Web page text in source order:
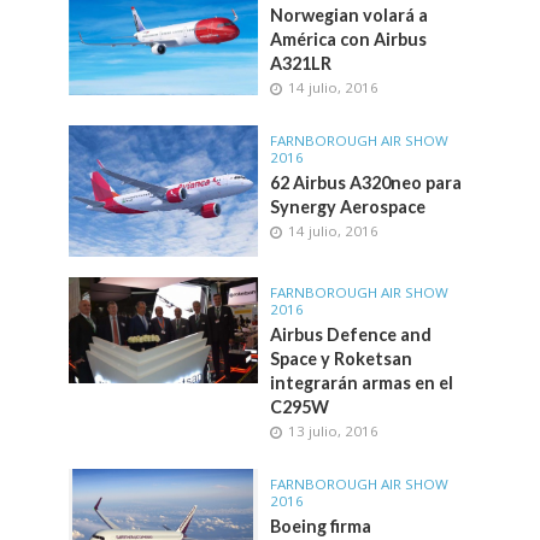
Norwegian volará a
América con Airbus
A321LR
14 julio, 2016
FARNBOROUGH AIR SHOW
2016
62 Airbus A320neo para
Synergy Aerospace
14 julio, 2016
FARNBOROUGH AIR SHOW
2016
Airbus Defence and
Space y Roketsan
integrarán armas en el
C295W
13 julio, 2016
FARNBOROUGH AIR SHOW
2016
Boeing firma